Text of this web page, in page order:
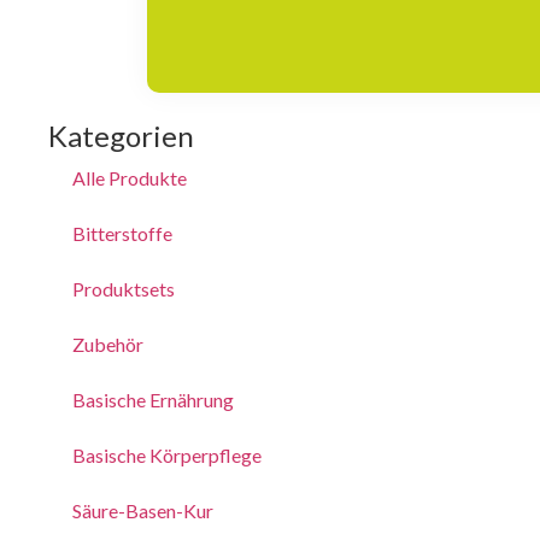
Kategorien
Alle Produkte
Bitterstoffe
Produktsets
Zubehör
Basische Ernährung
Basische Körperpflege
Säure-Basen-Kur